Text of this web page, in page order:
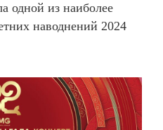
одной из наиболее
наводнений 2024